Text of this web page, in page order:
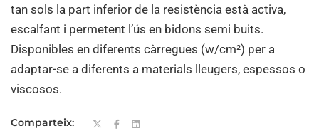
tan sols la part inferior de la resistència està activa,
escalfant i permetent l’ús en bidons semi buits.
Disponibles en diferents càrregues (w/cm²) per a
adaptar-se a diferents a materials lleugers, espessos o
viscosos.
Comparteix: